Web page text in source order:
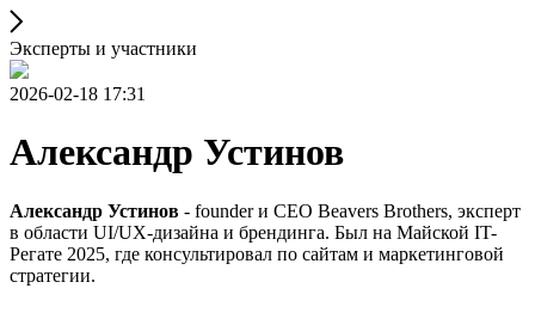
Эксперты и участники
2026-02-18 17:31
Александр Устинов
Александр Устинов - founder и CEO Beavers Brothers, эксперт
в области UI/UX-дизайна и брендинга. Был на Майской IT-
Регате 2025, где консультировал по сайтам и маркетинговой
стратегии.